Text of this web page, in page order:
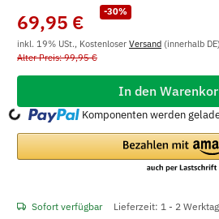
-30%
69,95 €
inkl. 19% USt., Kostenloser Versand (innerhalb DE)
Alter Preis: 99,95 €
In den
Komponenten werden
Sofort verfügbar Lieferzeit: 1 - 2